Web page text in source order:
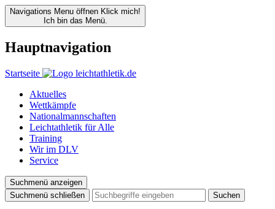
Navigations Menu öffnen Klick mich!
Ich bin das Menü.
Hauptnavigation
Startseite
Aktuelles
Wettkämpfe
Nationalmannschaften
Leichtathletik für Alle
Training
Wir im DLV
Service
Suchmenü anzeigen
Suchmenü schließen
Suchen